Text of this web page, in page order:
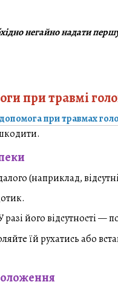
негайно надати
при травмі
при травмах
(наприклад,
його відсутності —
їй рухатись або